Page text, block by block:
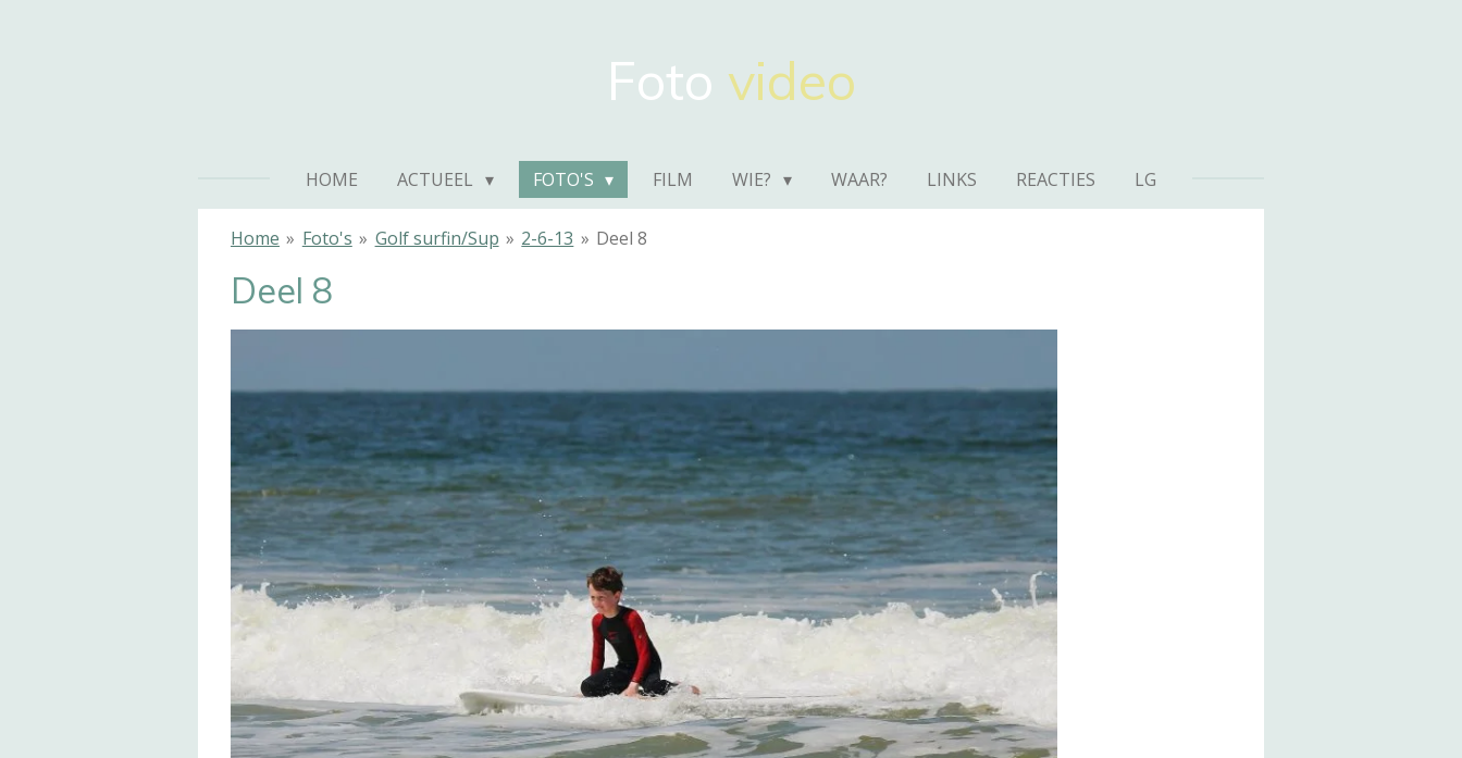
Foto video
HOME ACTUEEL FOTO'S FILM WIE? WAAR? LINKS REACTIES LG
Home » Foto's » Golf surfin/Sup » 2-6-13 » Deel 8
Deel 8